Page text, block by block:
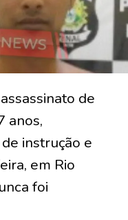
de
anos,
instrução e
em Rio
foi